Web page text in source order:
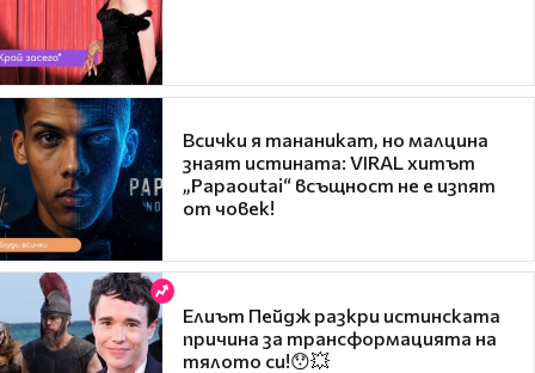
Всички я тананикат, но малцина
знаят истината: VIRAL хитът
„Papaoutai“ всъщност не е изпят
от човек!
Елиът Пейдж разкри истинската
причина за трансформацията на
тялото си!😯💥